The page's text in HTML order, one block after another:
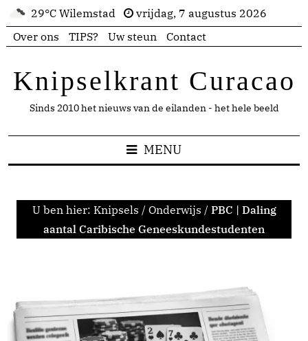
29°C Wilemstad
vrijdag, 7 augustus 2026
Over ons
TIPS? Uw steun Contact
Knipselkrant Curacao
Sinds 2010 het nieuws van de eilanden - het hele beeld
MENU
U ben hier: Knipsels / Onderwijs / PBC | Daling
aantal Caribische Geneeskundestudenten